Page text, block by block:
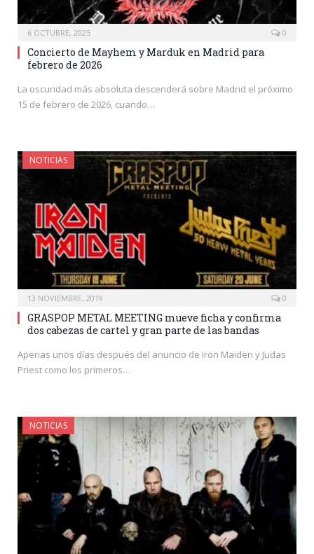
6 OCTUBRE, 2025 0
Concierto de Mayhem y Marduk en Madrid para
febrero de 2026
La oscuridad más absoluta descenderá sobre Madrid el próximo
15 de febrero de 2026, cuando…
NOTICIAS
13 NOVIEMBRE, 2019 0
GRASPOP METAL MEETING mueve ficha y confirma
dos cabezas de cartel y gran parte de las bandas
Apenas unos días después del anuncio de Iron Maiden y Judas
Priest como los primeros…
NOTICIAS